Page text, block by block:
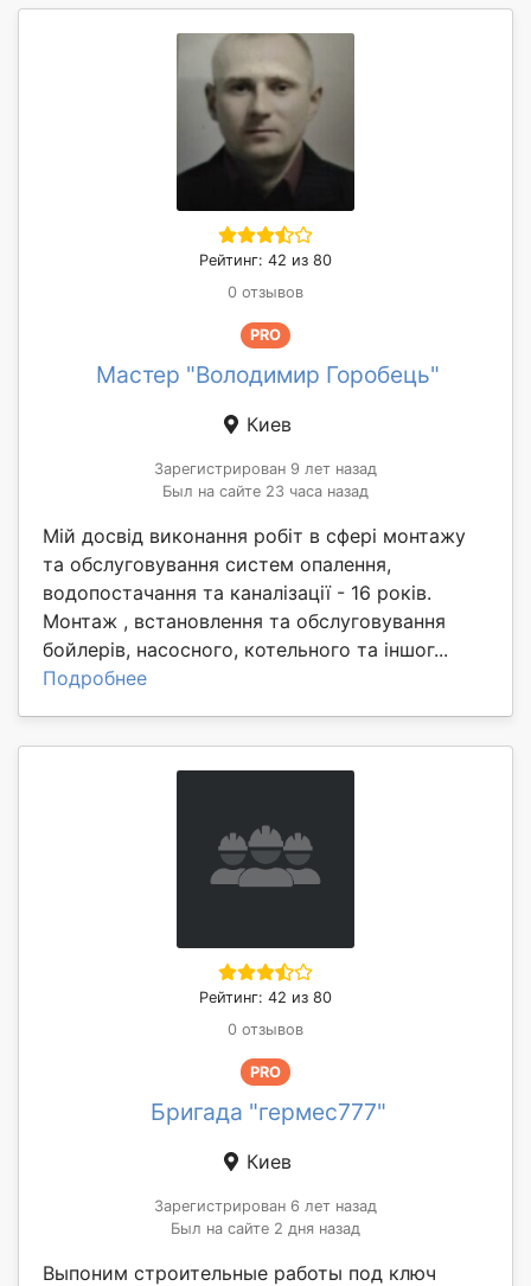
Рейтинг: 42 из 80
0 отзывов
PRO
Мастер "Володимир Горобець"
Киев
Зарегистрирован 9 лет назад
Был на сайте 23 часа назад
Мій досвід виконання робіт в сфері монтажу
та обслуговування систем опалення,
водопостачання та каналізації - 16 років.
Монтаж , встановлення та обслуговування
бойлерів, насосного, котельного та іншог...
Подробнее
Рейтинг: 42 из 80
0 отзывов
PRO
Бригада "гермес777"
Киев
Зарегистрирован 6 лет назад
Был на сайте 2 дня назад
Выпоним строительные работы под ключ